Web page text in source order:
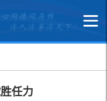
任力